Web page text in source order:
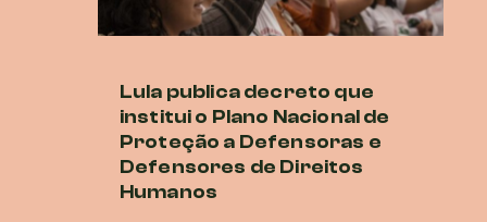
Lula publica decreto que
institui o Plano Nacional de
Proteção a Defensoras e
Defensores de Direitos
Humanos